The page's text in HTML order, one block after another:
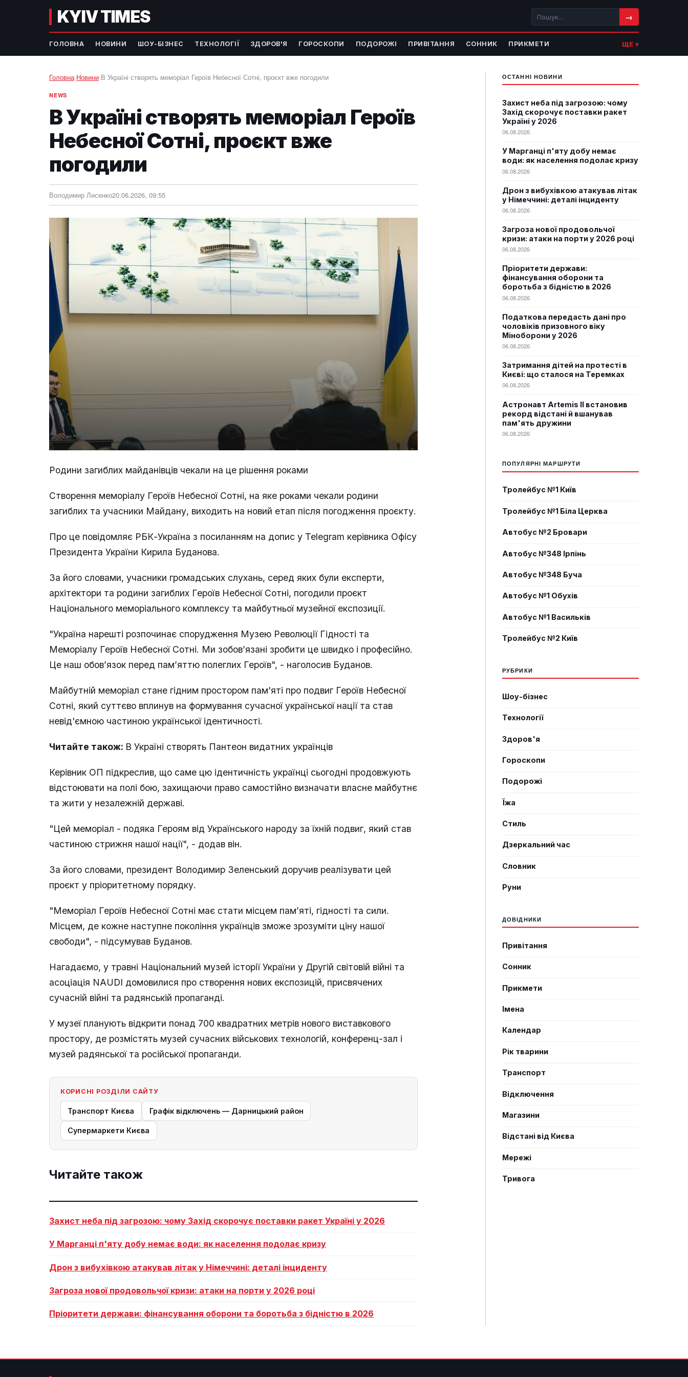
KYIV TIMES →
ГОЛОВНА НОВИНИ ШОУ-БІЗНЕС ТЕХНОЛОГІЇ ЗДОРОВ'Я ГОРОСКОПИ ПОДОРОЖІ ПРИВІТАННЯ СОННИК ПРИКМЕТИ ЩЕ ▾
Головна›Новини›В Україні створять меморіал Героїв Небесної Сотні, проєкт вже погодили
NEWS
В Україні створять меморіал Героїв
Небесної Сотні, проєкт вже
погодили
Володимир Лисенко20.06.2026, 09:55
Родини загиблих майданівців чекали на це рішення роками
Створення меморіалу Героїв Небесної Сотні, на яке роками чекали родини
загиблих та учасники Майдану, виходить на новий етап після погодження проєкту.
Про це повідомляє РБК-Україна з посиланням на допис у Telegram керівника Офісу
Президента України Кирила Буданова.
За його словами, учасники громадських слухань, серед яких були експерти,
архітектори та родини загиблих Героїв Небесної Сотні, погодили проєкт
Національного меморіального комплексу та майбутньої музейної експозиції.
"Україна нарешті розпочинає спорудження Музею Революції Гідності та
Меморіалу Героїв Небесної Сотні. Ми зобовʼязані зробити це швидко і професійно.
Це наш обовʼязок перед памʼяттю полеглих Героїв", - наголосив Буданов.
Майбутній меморіал стане гідним простором пам'яті про подвиг Героїв Небесної
Сотні, який суттєво вплинув на формування сучасної української нації та став
невід'ємною частиною української ідентичності.
Читайте також: В Україні створять Пантеон видатних українців
Керівник ОП підкреслив, що саме цю ідентичність українці сьогодні продовжують
відстоювати на полі бою, захищаючи право самостійно визначати власне майбутнє
та жити у незалежній державі.
"Цей меморіал - подяка Героям від Українського народу за їхній подвиг, який став
частиною стрижня нашої нації", - додав він.
За його словами, президент Володимир Зеленський доручив реалізувати цей
проєкт у пріоритетному порядку.
"Меморіал Героїв Небесної Сотні має стати місцем пам’яті, гідності та сили.
Місцем, де кожне наступне покоління українців зможе зрозуміти ціну нашої
свободи", - підсумував Буданов.
Нагадаємо, у травні Національний музей історії України у Другій світовій війні та
асоціація NAUDI домовилися про створення нових експозицій, присвячених
сучасній війні та радянській пропаганді.
У музеї планують відкрити понад 700 квадратних метрів нового виставкового
простору, де розмістять музей сучасних військових технологій, конференц-зал і
музей радянської та російської пропаганди.
КОРИСНІ РОЗДІЛИ САЙТУ
Транспорт Києва Графік відключень — Дарницький район
Супермаркети Києва
Читайте також
Захист неба під загрозою: чому Захід скорочує поставки ракет Україні у 2026
У Марганці п'яту добу немає води: як населення подолає кризу
Дрон з вибухівкою атакував літак у Німеччині: деталі інциденту
Загроза нової продовольчої кризи: атаки на порти у 2026 році
Пріоритети держави: фінансування оборони та боротьба з бідністю в 2026
ОСТАННІ НОВИНИ
Захист неба під загрозою: чому
Захід скорочує поставки ракет
Україні у 2026
06.08.2026
У Марганці п'яту добу немає
води: як населення подолає кризу
06.08.2026
Дрон з вибухівкою атакував літак
у Німеччині: деталі інциденту
06.08.2026
Загроза нової продовольчої
кризи: атаки на порти у 2026 році
06.08.2026
Пріоритети держави:
фінансування оборони та
боротьба з бідністю в 2026
06.08.2026
Податкова передасть дані про
чоловіків призовного віку
Міноборони у 2026
06.08.2026
Затримання дітей на протесті в
Києві: що сталося на Теремках
06.08.2026
Астронавт Artemis II встановив
рекорд відстані й вшанував
пам'ять дружини
06.08.2026
ПОПУЛЯРНІ МАРШРУТИ
Тролейбус №1 Київ
Тролейбус №1 Біла Церква
Автобус №2 Бровари
Автобус №348 Ірпінь
Автобус №348 Буча
Автобус №1 Обухів
Автобус №1 Васильків
Тролейбус №2 Київ
РУБРИКИ
Шоу-бізнес
Технології
Здоров'я
Гороскопи
Подорожі
Їжа
Стиль
Дзеркальний час
Словник
Руни
ДОВІДНИКИ
Привітання
Сонник
Прикмети
Імена
Календар
Рік тварини
Транспорт
Відключення
Магазини
Відстані від Києва
Мережі
Тривога